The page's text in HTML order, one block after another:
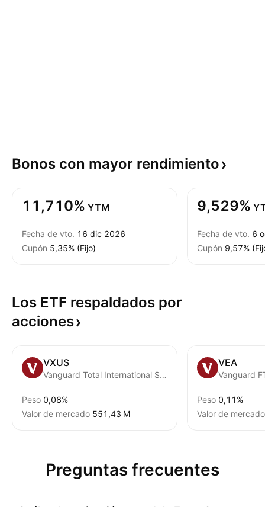
Bonos con mayor rendimiento
11,710% YTM
Fecha de vto. 16 dic 2026
Cupón 5,35% (Fijo)
9,529%
Fecha de vto. 6
Cupón 9,57%
Los ETF respaldados por
acciones
VXUS
Vanguard Total International Stock ETF
Peso 0,08%
Valor de mercado ‪551,43 M‬
VEA
Peso 0,11%
Valor de mercado
Preguntas frecuentes